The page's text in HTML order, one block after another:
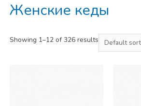
Женские кеды
Showing 1–12 of 326 results